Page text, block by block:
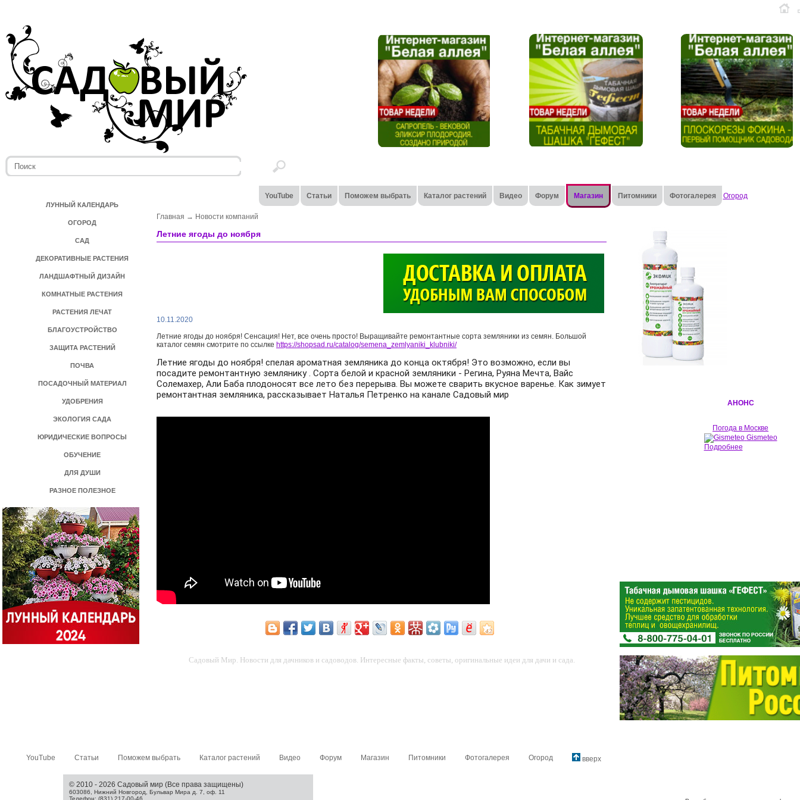
ЛУННЫЙ КАЛЕНДАРЬ
ОГОРОД
САД
ДЕКОРАТИВНЫЕ РАСТЕНИЯ
ЛАНДШАФТНЫЙ ДИЗАЙН
КОМНАТНЫЕ РАСТЕНИЯ
РАСТЕНИЯ ЛЕЧАТ
БЛАГОУСТРОЙСТВО
ЗАЩИТА РАСТЕНИЙ
ПОЧВА
ПОСАДОЧНЫЙ МАТЕРИАЛ
УДОБРЕНИЯ
ЭКОЛОГИЯ САДА
ЮРИДИЧЕСКИЕ ВОПРОСЫ
ОБУЧЕНИЕ
ДЛЯ ДУШИ
РАЗНОЕ ПОЛЕЗНОЕ
YouTube Статьи Поможем выбрать Каталог растений Видео Форум Магазин Питомники Фотогалерея Огород
Главная → Новости компаний
Летние ягоды до ноября
>10.11.2020
Летние ягоды до ноября! Сенсация! Нет, все очень просто! Выращивайте ремонтантные сорта земляники из семян. Большой
каталог семян смотрите по ссылке https://shopsad.ru/catalog/semena_zemlyaniki_klubniki/
Летние ягоды до ноября! спелая ароматная земляника до конца октября! Это возможно, если вы
посадите ремонтантную землянику . Сорта белой и красной земляники - Регина, Руяна Мечта, Вайс
Солемахер, Али Баба плодоносят все лето без перерыва. Вы можете сварить вкусное варенье. Как зимует
ремонтантная земляника, рассказывает Наталья Петренко на канале Садовый мир
Садовый Мир. Новости для дачников и садоводов. Интересные факты, советы, оригинальные идеи для дачи и сада.
АНОНС
Погода в Москве
Gismeteo
Подробнее
YouTube Статьи Поможем выбрать Каталог растений Видео Форум Магазин Питомники Фотогалерея Огород вверх
© 2010 - 2026 Садовый мир (Все права защищены)
603086, Нижний Новгород, Бульвар Мира д. 7, оф. 11
Телефон: (831) 217-00-46